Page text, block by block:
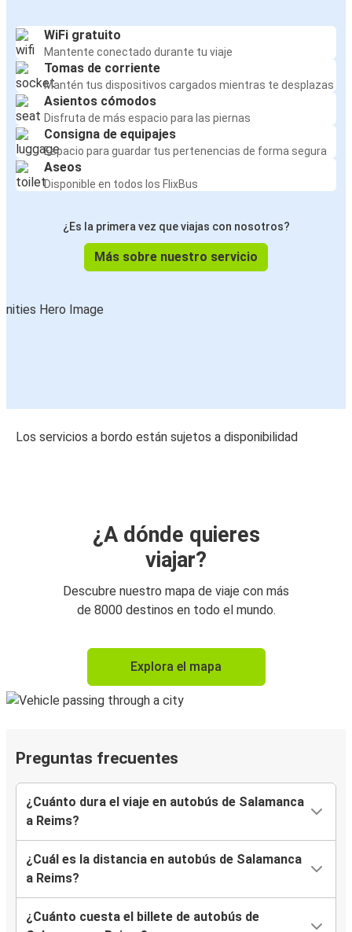
WiFi gratuito
Mantente conectado durante tu viaje
Tomas de corriente
Mantén tus dispositivos cargados mientras te desplazas
Asientos cómodos
Disfruta de más espacio para las piernas
Consigna de equipajes
Espacio para guardar tus pertenencias de forma segura
Aseos
Disponible en todos los FlixBus
¿Es la primera vez que viajas con nosotros?
Más sobre nuestro servicio
Los servicios a bordo están sujetos a disponibilidad
¿A dónde quieres
viajar?
Descubre nuestro mapa de viaje con más
de 8000 destinos en todo el mundo.
Explora el mapa
Preguntas frecuentes
¿Cuánto dura el viaje en autobús de Salamanca
a Reims?
¿Cuál es la distancia en autobús de Salamanca
a Reims?
¿Cuánto cuesta el billete de autobús de